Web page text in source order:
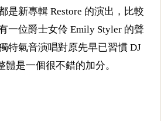
是新專輯 Restore 的演出，比較
一位爵士女伶 Emily Styler 的聲
特氣音演唱對原先早已習慣 DJ
體是一個很不錯的加分。